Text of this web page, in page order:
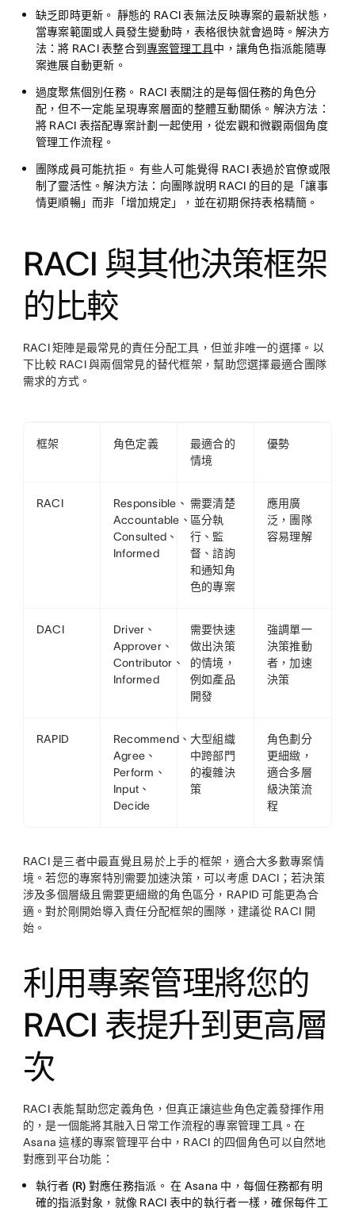
缺乏即時更新。 靜態的 RACI 表無法反映專案的最新狀態，
當專案範圍或人員發生變動時，表格很快就會過時。解決方
法：將 RACI 表整合到專案管理工具中，讓角色指派能隨專
案進展自動更新。
過度聚焦個別任務。 RACI 表關注的是每個任務的角色分
配，但不一定能呈現專案層面的整體互動關係。解決方法：
將 RACI 表搭配專案計劃一起使用，從宏觀和微觀兩個角度
管理工作流程。
團隊成員可能抗拒。 有些人可能覺得 RACI 表過於官僚或限
制了靈活性。解決方法：向團隊說明 RACI 的目的是「讓事
情更順暢」而非「增加規定」，並在初期保持表格精簡。
RACI 與其他決策框架
的比較
RACI 矩陣是最常見的責任分配工具，但並非唯一的選擇。以
下比較 RACI 與兩個常見的替代框架，幫助您選擇最適合團隊
需求的方式。
框架 角色定義
最適合的
情境
優勢
RACI
Responsible、
Accountable、
Consulted、
Informed
需要清楚
區分執
行、監
督、諮詢
和通知角
色的專案
應用廣
泛，團隊
容易理解
DACI
Driver、
Approver、
Contributor、
Informed
需要快速
做出決策
的情境，
例如產品
開發
強調單一
決策推動
者，加速
決策
RAPID
Recommend、
Agree、
Perform、
Input、
Decide
大型組織
中跨部門
的複雜決
策
角色劃分
更細緻，
適合多層
級決策流
程
RACI 是三者中最直覺且易於上手的框架，適合大多數專案情
境。若您的專案特別需要加速決策，可以考慮 DACI；若決策
涉及多個層級且需要更細緻的角色區分，RAPID 可能更為合
適。對於剛開始導入責任分配框架的團隊，建議從 RACI 開
始。
利用專案管理將您的
RACI 表提升到更高層
次
RACI 表能幫助您定義角色，但真正讓這些角色定義發揮作用
的，是一個能將其融入日常工作流程的專案管理工具。在
Asana 這樣的專案管理平台中，RACI 的四個角色可以自然地
對應到平台功能：
執行者 (R) 對應任務指派。 在 Asana 中，每個任務都有明
確的指派對象，就像 RACI 表中的執行者一樣，確保每件工